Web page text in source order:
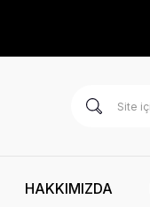
HAKKIMIZDA